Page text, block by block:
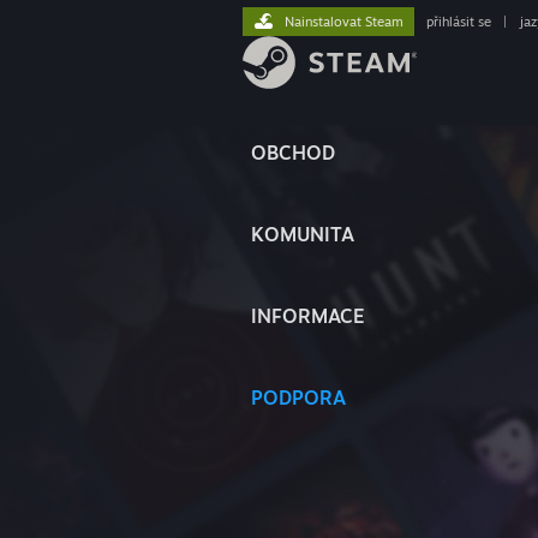
OBCHOD
KOMUNITA
INFORMACE
PODPORA
Nainstalovat Steam přihlásit se